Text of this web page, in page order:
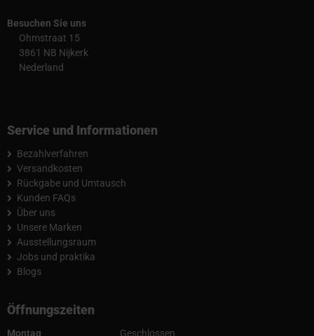
Besuchen Sie uns
Ohmstraat 15
3861 NB Nijkerk
Nederland
Service und Informationen
Bezahlverfahren
Versandkosten
Rückgabe und Umtausch
Kunden FAQs
Über uns
Unsere Marken
Ausstellungsraum
Jobs und praktika
Blogs
Öffnungszeiten
Montag Geschlossen